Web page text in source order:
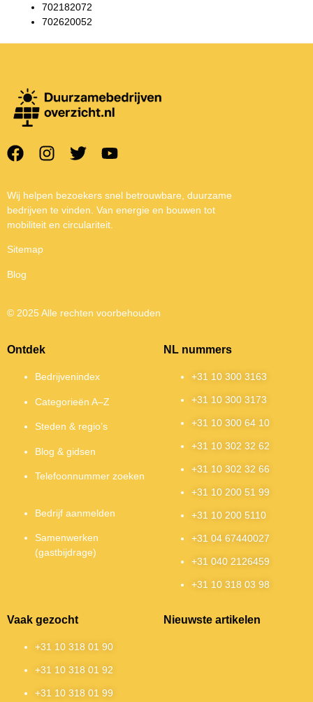
702182072
702620052
Wij helpen bezoekers snel betrouwbare, duurzame
bedrijven te vinden. Van energie en bouwen tot
mobiliteit en circulariteit.
Sitemap
Blog
© 2025 Alle rechten voorbehouden
Ontdek
Bedrijvenindex
Categorieën A–Z
Steden & regio’s
Blog & gidsen
Telefoonnummer zoeken
Bedrijf aanmelden
Samenwerken
(gastbijdrage)
NL nummers
+31 10 300 3163
+31 10 300 3173
+31 10 300 64 10
+31 10 302 32 62
+31 10 302 32 66
+31 10 200 51 99
+31 10 200 5110
+31 04 67440027
+31 040 2126459
+31 10 318 03 98
Vaak gezocht
+31 10 318 01 90
+31 10 318 01 92
+31 10 318 01 99
Nieuwste artikelen